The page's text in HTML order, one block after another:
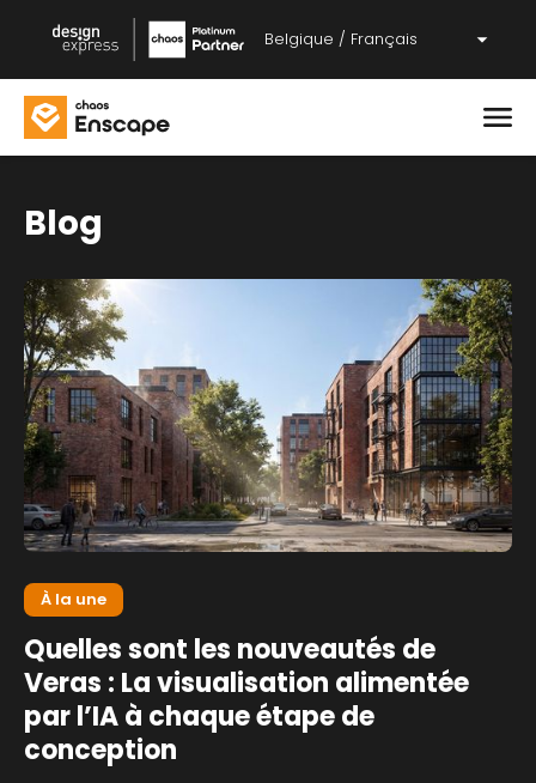
Belgique / Français
Blog
À la une
Quelles sont les nouveautés de
Veras : La visualisation alimentée
par l’IA à chaque étape de
conception